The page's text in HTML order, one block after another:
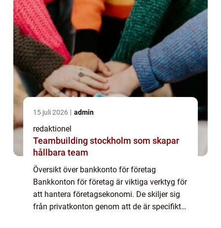
15 juli 2026 admin
redaktionel
Teambuilding stockholm som skapar
hållbara team
Översikt över bankkonto för företag
Bankkonton för företag är viktiga verktyg för
att hantera företagsekonomi. De skiljer sig
från privatkonton genom att de är specifikt